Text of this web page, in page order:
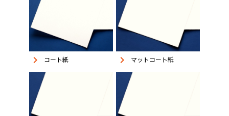
keyboard_arrow_right コート紙 keyboard_arrow_right マットコート紙